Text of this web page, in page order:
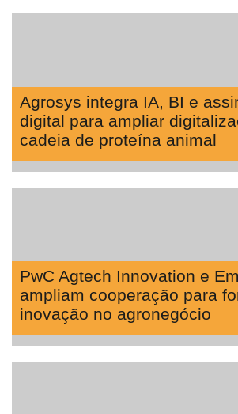
Tecprime
Consulting
Manager
ONE
CHB
Agrosys integra IA, BI e
digital para ampliar
cadeia de proteína animal
PwC Agtech Innovation e
ampliam cooperação para
inovação no agronegócio